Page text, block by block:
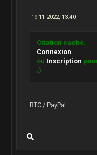
19-11-2022, 13:40
Citation caché.
Connexion
ou Inscription
;)
BTC / PayPal